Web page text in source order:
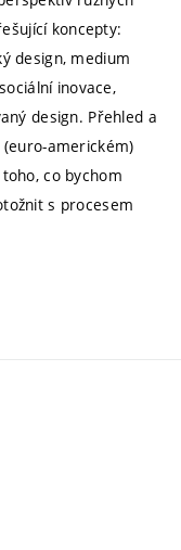
koncepty:
design, medium
inovace,
design. Přehled a
americkém)
co bychom
s procesem